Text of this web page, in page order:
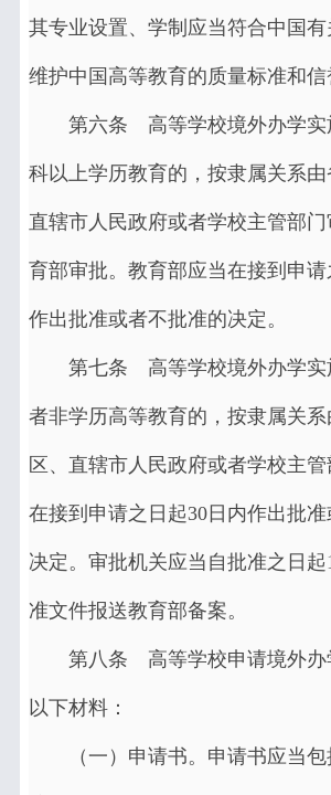
其专业设置、学制应当符合中国
维护中国高等教育的质量标准和信
第六条 高等学校境外办学实
科以上学历教育的，按隶属关系由
直辖市人民政府或者学校主管部
育部审批。教育部应当在接到申请
作出批准或者不批准的决定。
第七条 高等学校境外办学实
者非学历高等教育的，按隶属关
区、直辖市人民政府或者学校主
在接到申请之日起30日内作出批
决定。审批机关应当自批准之日起
准文件报送教育部备案。
第八条 高等学校申请境外办
以下材料：
（一）申请书。申请书应当包